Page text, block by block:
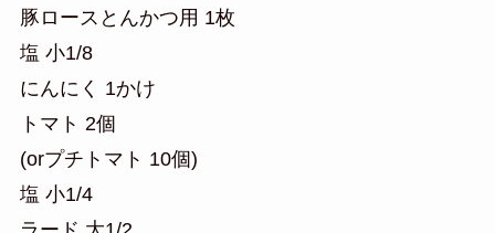
豚ロースとんかつ用 1枚
塩 小1/8
にんにく 1かけ
トマト 2個
(orプチトマト 10個)
塩 小1/4